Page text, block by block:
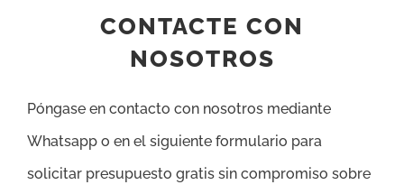
CONTACTE CON
NOSOTROS
Póngase en contacto con nosotros mediante
Whatsapp o en el siguiente formulario para
solicitar presupuesto gratis sin compromiso sobre